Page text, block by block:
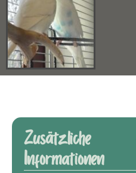
Zusätzliche
Informationen